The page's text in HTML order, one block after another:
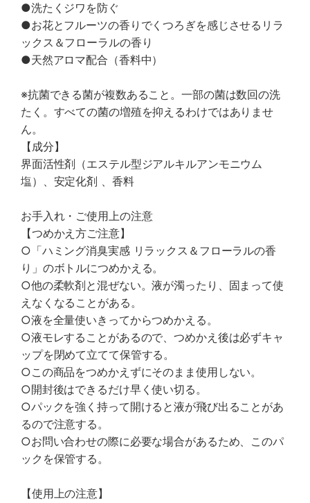
●洗たくジワを防ぐ
●お花とフルーツの香りでくつろぎを感じさせるリラ
ックス＆フローラルの香り
●天然アロマ配合（香料中）
※抗菌できる菌が複数あること。一部の菌は数回の洗
たく。すべての菌の増殖を抑えるわけではありませ
ん。
【成分】
界面活性剤（エステル型ジアルキルアンモニウム
塩）、安定化剤 、香料
お手入れ・ご使用上の注意
【つめかえ方ご注意】
○「ハミング消臭実感 リラックス＆フローラルの香
り」のボトルにつめかえる。
○他の柔軟剤と混ぜない。液が濁ったり、固まって使
えなくなることがある。
○液を全量使いきってからつめかえる。
○液モレすることがあるので、つめかえ後は必ずキャ
ップを閉めて立てて保管する。
○この商品をつめかえずにそのまま使用しない。
○開封後はできるだけ早く使い切る。
○パックを強く持って開けると液が飛び出ることがあ
るので注意する。
○お問い合わせの際に必要な場合があるため、このパ
ックを保管する。
【使用上の注意】